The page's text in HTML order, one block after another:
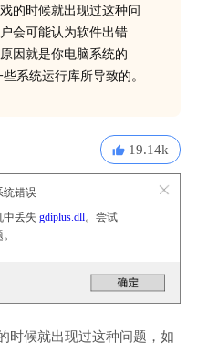
的时候就出现过这种问
会可能认为软件出错
因就是你电脑系统的
系统运行库所导致的。
19.14k
统错误
中丢失 gdiplus.dll。尝试
时候就出现过这种问题，如